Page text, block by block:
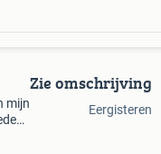
mijn
Zie omschrijving
Eergisteren